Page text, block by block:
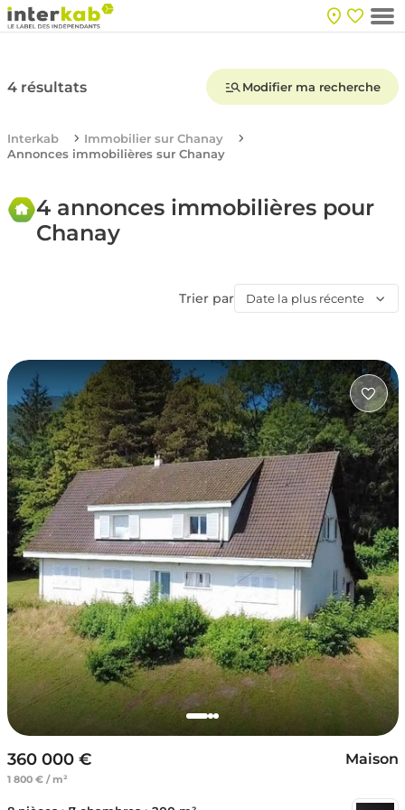
4 résultats Modifier ma recherche
Interkab
Immobilier sur Chanay
Annonces immobilières sur Chanay
4 annonces immobilières pour
Chanay
Trier par Date la plus récente
360 000 €
1 800 € / m²
Maison